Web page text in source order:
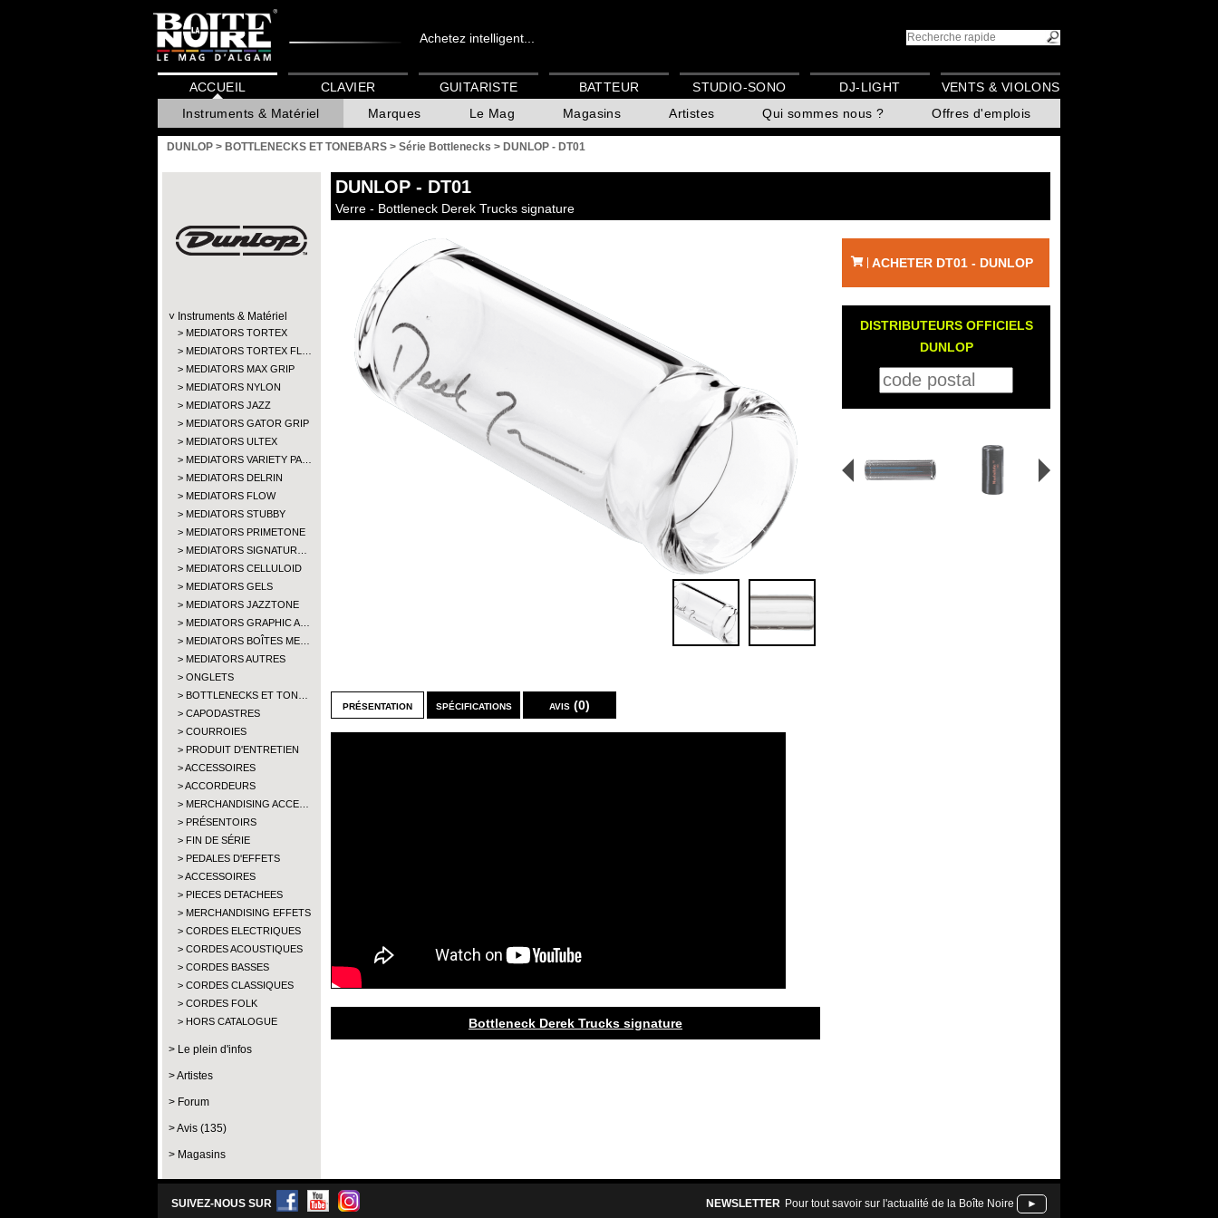
Achetez intelligent...
ACCUEIL
Instruments & Matériel
Marques Le Mag Magasins Artistes Qui sommes nous ? Offres d'emplois
CLAVIER GUITARISTE BATTEUR STUDIO-SONO DJ-LIGHT VENTS & VIOLONS
DUNLOP > BOTTLENECKS ET TONEBARS > Série Bottlenecks > DUNLOP - DT01
Instruments & Matériel
MEDIATORS TORTEX
MEDIATORS TORTEX FL…
MEDIATORS MAX GRIP
MEDIATORS NYLON
MEDIATORS JAZZ
MEDIATORS GATOR GRIP
MEDIATORS ULTEX
MEDIATORS VARIETY PA…
MEDIATORS DELRIN
MEDIATORS FLOW
MEDIATORS STUBBY
MEDIATORS PRIMETONE
MEDIATORS SIGNATUR…
MEDIATORS CELLULOID
MEDIATORS GELS
MEDIATORS JAZZTONE
MEDIATORS GRAPHIC A…
MEDIATORS BOÎTES ME…
MEDIATORS AUTRES
ONGLETS
BOTTLENECKS ET TON…
CAPODASTRES
COURROIES
PRODUIT D'ENTRETIEN
ACCESSOIRES
ACCORDEURS
MERCHANDISING ACCE…
PRÉSENTOIRS
FIN DE SÉRIE
PEDALES D'EFFETS
ACCESSOIRES
PIECES DETACHEES
MERCHANDISING EFFETS
CORDES ELECTRIQUES
CORDES ACOUSTIQUES
CORDES BASSES
CORDES CLASSIQUES
CORDES FOLK
HORS CATALOGUE
Le plein d'infos
Artistes
Forum
Avis (135)
Magasins
DUNLOP - DT01
Verre - Bottleneck Derek Trucks signature
présentation spécifications avis (0)
Bottleneck Derek Trucks signature
ACHETER DT01 - DUNLOP
DISTRIBUTEURS OFFICIELS
DUNLOP
SUIVEZ-NOUS SUR NEWSLETTER Pour tout savoir sur l'actualité de la Boîte Noire ►